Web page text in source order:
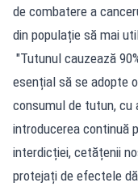
de combatere a
din populație să mai
"Tutunul cauzează
esențial să se adopte
consumul de tutun,
introducerea continuă
interdicției, cetățenii
protejați de efectele